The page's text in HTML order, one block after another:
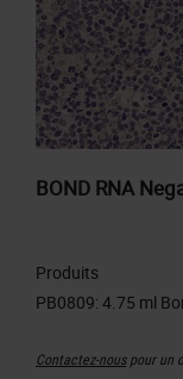
BOND RNA
Produits
Contactez-nouspour un